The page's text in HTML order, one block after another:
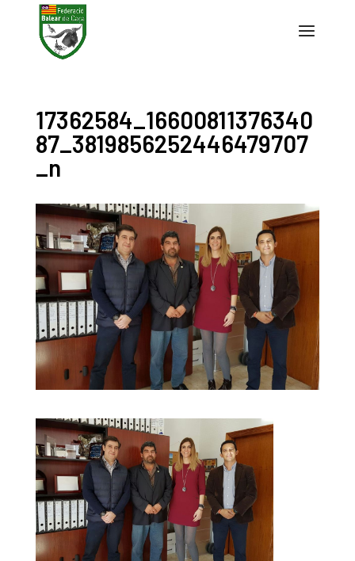
17362584_16600811376340
87_3819856252446479707
_n